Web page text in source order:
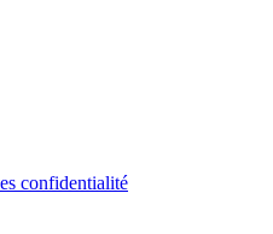
confidentialité